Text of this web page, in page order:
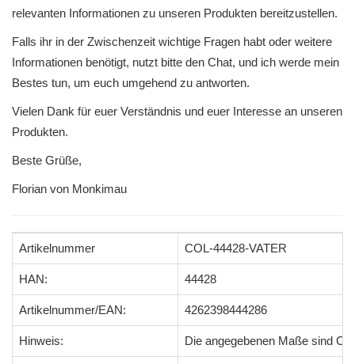
relevanten Informationen zu unseren Produkten bereitzustellen.
Falls ihr in der Zwischenzeit wichtige Fragen habt oder weitere
Informationen benötigt, nutzt bitte den Chat, und ich werde mein
Bestes tun, um euch umgehend zu antworten.
Vielen Dank für euer Verständnis und euer Interesse an unseren
Produkten.
Beste Grüße,
Florian von Monkimau
Artikelnummer COL-44428-VATER
HAN: 44428
Artikelnummer/EAN: 4262398444286
Hinweis: Die angegebenen Maße sind